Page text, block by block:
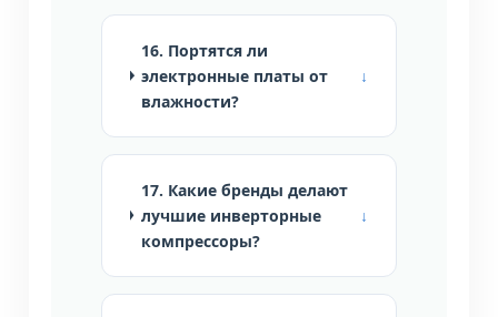
16. Портятся ли
электронные платы от
влажности?
17. Какие бренды делают
лучшие инверторные
компрессоры?